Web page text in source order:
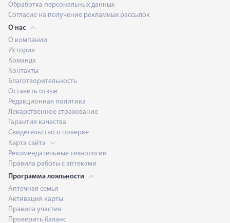
Обработка персональных данных
Согласие на получение рекламных рассылок
О нас
О компании
История
Команда
Контакты
Благотворительность
Оставить отзыв
Редакционная политика
Лекарственное страхование
Гарантия качества
Свидетельство о поверке
Карта сайта
Рекомендательные технологии
Правила работы с аптеками
Программа лояльности
Аптечная семья
Активация карты
Правила участия
Проверить баланс